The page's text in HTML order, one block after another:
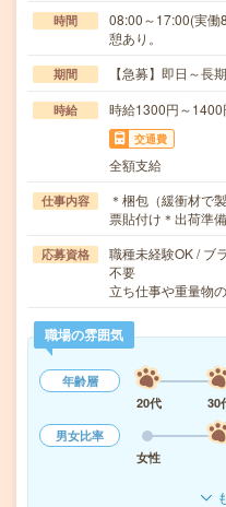
時間
08:00～17:00(実
憩あり。
期間 【急募】即日～長
時給 時給1300円～1400
交通費
全額支給
仕事内容
＊梱包（緩衝材で
票貼付け＊出荷準
応募資格
職種未経験OK / ブ
不要
立ち仕事や重量物
職場の雰囲気
年齢層
20代
30
男女比率
女性